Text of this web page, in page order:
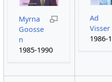
Myrna
Goosse
n
1985-1990
Ad
Visser
1986-